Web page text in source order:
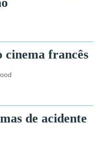
francês
de acidente